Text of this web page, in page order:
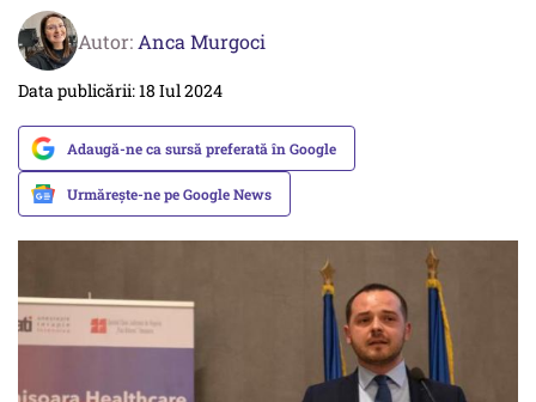
Autor: Anca Murgoci
Data publicării: 18 Iul 2024
Adaugă-ne ca sursă preferată în Google
Urmărește-ne pe Google News